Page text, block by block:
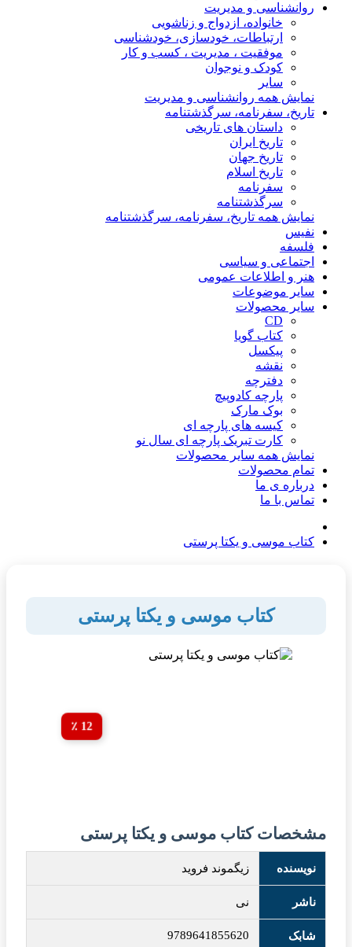
روانشناسی و مدیریت
خانواده، ازدواج و زناشویی
ارتباطات، خودسازی، خودشناسی
موفقیت ، مدیریت ، کسب و کار
کودک و نوجوان
سایر
نمایش همه روانشناسی و مدیریت
تاریخ، سفرنامه، سرگذشتنامه
داستان های تاریخی
تاریخ ایران
تاریخ جهان
تاریخ اسلام
سفرنامه
سرگذشتنامه
نمایش همه تاریخ، سفرنامه، سرگذشتنامه
نفیس
فلسفه
اجتماعی و سیاسی
هنر و اطلاعات عمومی
سایر موضوعات
سایر محصولات
CD
کتاب گویا
پیکسل
نقشه
دفترچه
پارچه کادوپیچ
بوک مارک
کیسه های پارچه ای
کارت تبریک پارچه ای سال نو
نمایش همه سایر محصولات
تمام محصولات
درباره ی ما
تماس با ما
کتاب موسی و یکتا پرستی
کتاب موسی و یکتا پرستی
12 ٪
مشخصات کتاب موسی و یکتا پرستی
نویسنده زیگموند فروید
ناشر نی
شابک 9789641855620